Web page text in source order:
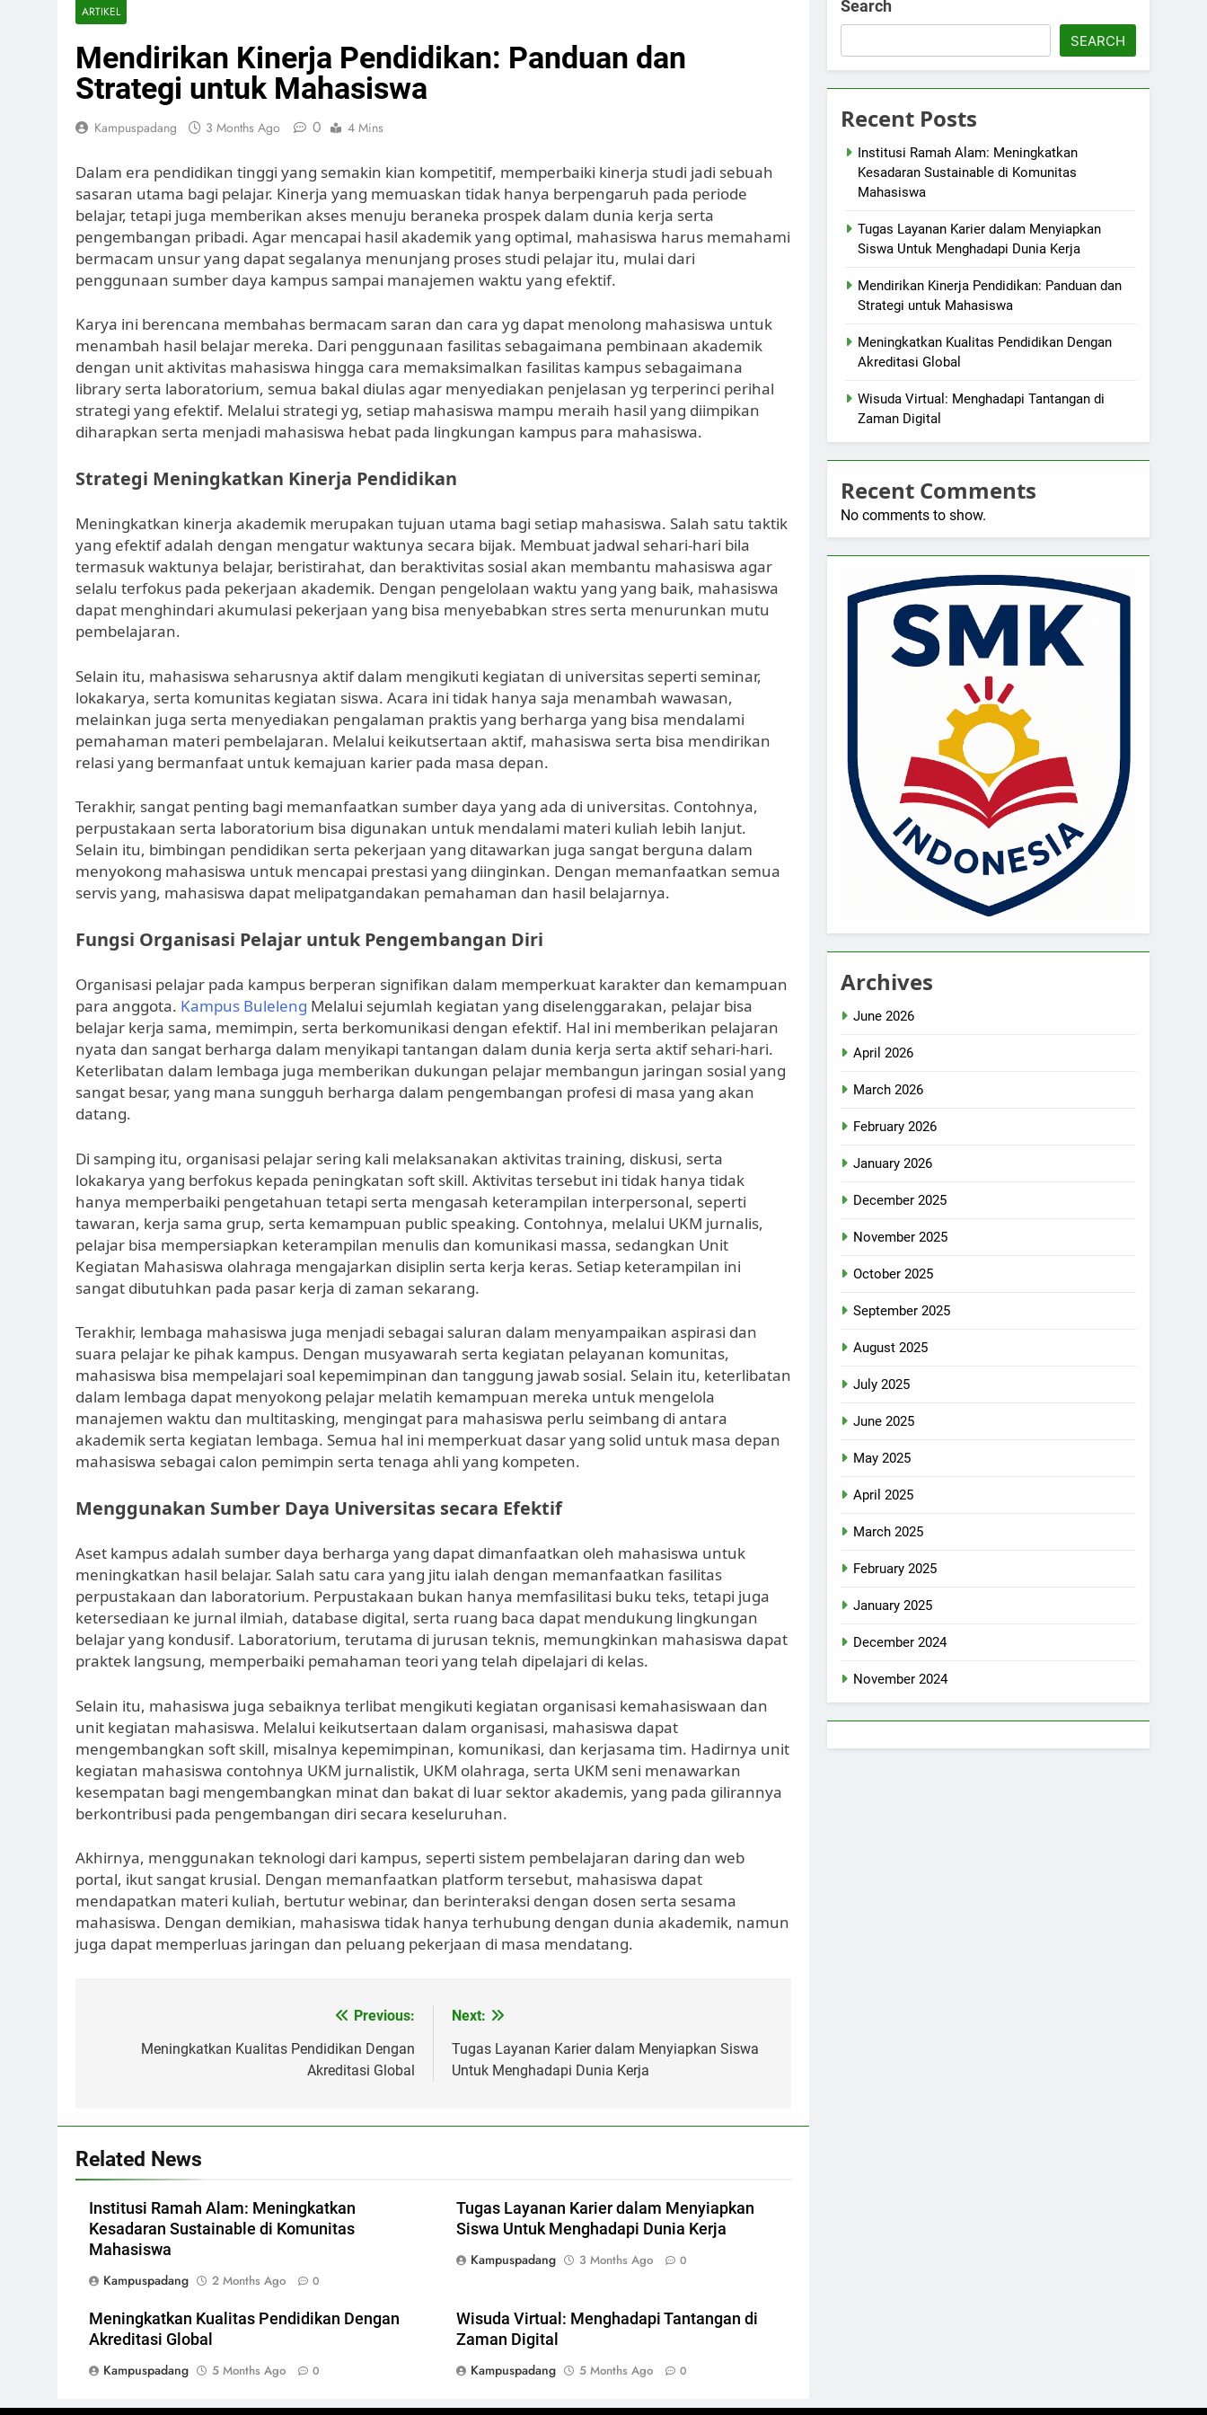
ARTIKEL
Mendirikan Kinerja Pendidikan: Panduan dan
Strategi untuk Mahasiswa
Kampuspadang 3 Months Ago 0 4 Mins
Dalam era pendidikan tinggi yang semakin kian kompetitif, memperbaiki kinerja studi jadi sebuah
sasaran utama bagi pelajar. Kinerja yang memuaskan tidak hanya berpengaruh pada periode
belajar, tetapi juga memberikan akses menuju beraneka prospek dalam dunia kerja serta
pengembangan pribadi. Agar mencapai hasil akademik yang optimal, mahasiswa harus memahami
bermacam unsur yang dapat segalanya menunjang proses studi pelajar itu, mulai dari
penggunaan sumber daya kampus sampai manajemen waktu yang efektif.
Karya ini berencana membahas bermacam saran dan cara yg dapat menolong mahasiswa untuk
menambah hasil belajar mereka. Dari penggunaan fasilitas sebagaimana pembinaan akademik
dengan unit aktivitas mahasiswa hingga cara memaksimalkan fasilitas kampus sebagaimana
library serta laboratorium, semua bakal diulas agar menyediakan penjelasan yg terperinci perihal
strategi yang efektif. Melalui strategi yg, setiap mahasiswa mampu meraih hasil yang diimpikan
diharapkan serta menjadi mahasiswa hebat pada lingkungan kampus para mahasiswa.
Strategi Meningkatkan Kinerja Pendidikan
Meningkatkan kinerja akademik merupakan tujuan utama bagi setiap mahasiswa. Salah satu taktik
yang efektif adalah dengan mengatur waktunya secara bijak. Membuat jadwal sehari-hari bila
termasuk waktunya belajar, beristirahat, dan beraktivitas sosial akan membantu mahasiswa agar
selalu terfokus pada pekerjaan akademik. Dengan pengelolaan waktu yang yang baik, mahasiswa
dapat menghindari akumulasi pekerjaan yang bisa menyebabkan stres serta menurunkan mutu
pembelajaran.
Selain itu, mahasiswa seharusnya aktif dalam mengikuti kegiatan di universitas seperti seminar,
lokakarya, serta komunitas kegiatan siswa. Acara ini tidak hanya saja menambah wawasan,
melainkan juga serta menyediakan pengalaman praktis yang berharga yang bisa mendalami
pemahaman materi pembelajaran. Melalui keikutsertaan aktif, mahasiswa serta bisa mendirikan
relasi yang bermanfaat untuk kemajuan karier pada masa depan.
Terakhir, sangat penting bagi memanfaatkan sumber daya yang ada di universitas. Contohnya,
perpustakaan serta laboratorium bisa digunakan untuk mendalami materi kuliah lebih lanjut.
Selain itu, bimbingan pendidikan serta pekerjaan yang ditawarkan juga sangat berguna dalam
menyokong mahasiswa untuk mencapai prestasi yang diinginkan. Dengan memanfaatkan semua
servis yang, mahasiswa dapat melipatgandakan pemahaman dan hasil belajarnya.
Fungsi Organisasi Pelajar untuk Pengembangan Diri
Organisasi pelajar pada kampus berperan signifikan dalam memperkuat karakter dan kemampuan
para anggota. Kampus Buleleng Melalui sejumlah kegiatan yang diselenggarakan, pelajar bisa
belajar kerja sama, memimpin, serta berkomunikasi dengan efektif. Hal ini memberikan pelajaran
nyata dan sangat berharga dalam menyikapi tantangan dalam dunia kerja serta aktif sehari-hari.
Keterlibatan dalam lembaga juga memberikan dukungan pelajar membangun jaringan sosial yang
sangat besar, yang mana sungguh berharga dalam pengembangan profesi di masa yang akan
datang.
Di samping itu, organisasi pelajar sering kali melaksanakan aktivitas training, diskusi, serta
lokakarya yang berfokus kepada peningkatan soft skill. Aktivitas tersebut ini tidak hanya tidak
hanya memperbaiki pengetahuan tetapi serta mengasah keterampilan interpersonal, seperti
tawaran, kerja sama grup, serta kemampuan public speaking. Contohnya, melalui UKM jurnalis,
pelajar bisa mempersiapkan keterampilan menulis dan komunikasi massa, sedangkan Unit
Kegiatan Mahasiswa olahraga mengajarkan disiplin serta kerja keras. Setiap keterampilan ini
sangat dibutuhkan pada pasar kerja di zaman sekarang.
Terakhir, lembaga mahasiswa juga menjadi sebagai saluran dalam menyampaikan aspirasi dan
suara pelajar ke pihak kampus. Dengan musyawarah serta kegiatan pelayanan komunitas,
mahasiswa bisa mempelajari soal kepemimpinan dan tanggung jawab sosial. Selain itu, keterlibatan
dalam lembaga dapat menyokong pelajar melatih kemampuan mereka untuk mengelola
manajemen waktu dan multitasking, mengingat para mahasiswa perlu seimbang di antara
akademik serta kegiatan lembaga. Semua hal ini memperkuat dasar yang solid untuk masa depan
mahasiswa sebagai calon pemimpin serta tenaga ahli yang kompeten.
Menggunakan Sumber Daya Universitas secara Efektif
Aset kampus adalah sumber daya berharga yang dapat dimanfaatkan oleh mahasiswa untuk
meningkatkan hasil belajar. Salah satu cara yang jitu ialah dengan memanfaatkan fasilitas
perpustakaan dan laboratorium. Perpustakaan bukan hanya memfasilitasi buku teks, tetapi juga
ketersediaan ke jurnal ilmiah, database digital, serta ruang baca dapat mendukung lingkungan
belajar yang kondusif. Laboratorium, terutama di jurusan teknis, memungkinkan mahasiswa dapat
praktek langsung, memperbaiki pemahaman teori yang telah dipelajari di kelas.
Selain itu, mahasiswa juga sebaiknya terlibat mengikuti kegiatan organisasi kemahasiswaan dan
unit kegiatan mahasiswa. Melalui keikutsertaan dalam organisasi, mahasiswa dapat
mengembangkan soft skill, misalnya kepemimpinan, komunikasi, dan kerjasama tim. Hadirnya unit
kegiatan mahasiswa contohnya UKM jurnalistik, UKM olahraga, serta UKM seni menawarkan
kesempatan bagi mengembangkan minat dan bakat di luar sektor akademis, yang pada gilirannya
berkontribusi pada pengembangan diri secara keseluruhan.
Akhirnya, menggunakan teknologi dari kampus, seperti sistem pembelajaran daring dan web
portal, ikut sangat krusial. Dengan memanfaatkan platform tersebut, mahasiswa dapat
mendapatkan materi kuliah, bertutur webinar, dan berinteraksi dengan dosen serta sesama
mahasiswa. Dengan demikian, mahasiswa tidak hanya terhubung dengan dunia akademik, namun
juga dapat memperluas jaringan dan peluang pekerjaan di masa mendatang.
navigation
Previous:
Meningkatkan Kualitas Pendidikan Dengan
Akreditasi Global
Next:
Tugas Layanan Karier dalam Menyiapkan Siswa
Untuk Menghadapi Dunia Kerja
Related News
Institusi Ramah Alam: Meningkatkan
Kesadaran Sustainable di Komunitas
Mahasiswa
Kampuspadang
2 Months Ago 0
Tugas Layanan Karier dalam Menyiapkan
Siswa Untuk Menghadapi Dunia Kerja
Kampuspadang
3 Months Ago 0
Meningkatkan Kualitas Pendidikan Dengan
Akreditasi Global
Kampuspadang
5 Months Ago 0
Wisuda Virtual: Menghadapi Tantangan di
Zaman Digital
Kampuspadang
5 Months Ago 0
Search
SEARCH
Recent Posts
Institusi Ramah Alam: Meningkatkan
Kesadaran Sustainable di Komunitas
Mahasiswa
Tugas Layanan Karier dalam Menyiapkan
Siswa Untuk Menghadapi Dunia Kerja
Mendirikan Kinerja Pendidikan: Panduan dan
Strategi untuk Mahasiswa
Meningkatkan Kualitas Pendidikan Dengan
Akreditasi Global
Wisuda Virtual: Menghadapi Tantangan di
Zaman Digital
Recent Comments
No comments to show.
Archives
June 2026
April 2026
March 2026
February 2026
January 2026
December 2025
November 2025
October 2025
September 2025
August 2025
July 2025
June 2025
May 2025
April 2025
March 2025
February 2025
January 2025
December 2024
November 2024